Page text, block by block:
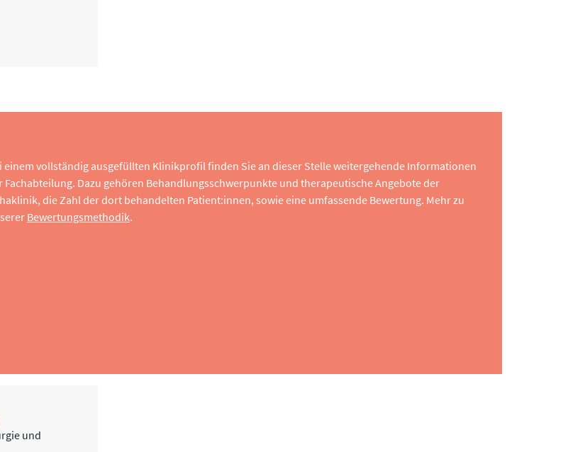
einem vollständig ausgefüllten Klinikprofil finden Sie an dieser Stelle weitergehende Informationen
Fachabteilung. Dazu gehören Behandlungsschwerpunkte und therapeutische Angebote der
die Zahl der dort behandelten Patient:innen, sowie eine umfassende Bewertung. Mehr zu
Bewertungsmethodik.
und